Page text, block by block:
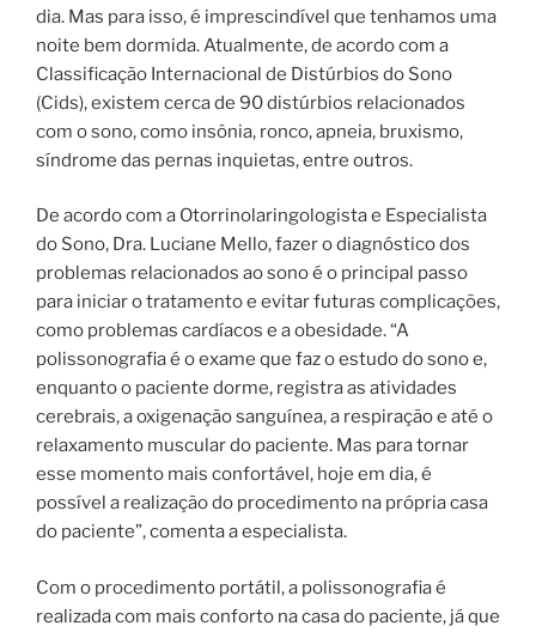
dia. Mas para isso, é imprescindível que tenhamos uma
noite bem dormida. Atualmente, de acordo com a
Classificação Internacional de Distúrbios do Sono
(Cids), existem cerca de 90 distúrbios relacionados
com o sono, como insônia, ronco, apneia, bruxismo,
síndrome das pernas inquietas, entre outros.
De acordo com a Otorrinolaringologista e Especialista
do Sono, Dra. Luciane Mello, fazer o diagnóstico dos
problemas relacionados ao sono é o principal passo
para iniciar o tratamento e evitar futuras complicações,
como problemas cardíacos e a obesidade. “A
polissonografia é o exame que faz o estudo do sono e,
enquanto o paciente dorme, registra as atividades
cerebrais, a oxigenação sanguínea, a respiração e até o
relaxamento muscular do paciente. Mas para tornar
esse momento mais confortável, hoje em dia, é
possível a realização do procedimento na própria casa
do paciente”, comenta a especialista.
Com o procedimento portátil, a polissonografia é
realizada com mais conforto na casa do paciente, já que